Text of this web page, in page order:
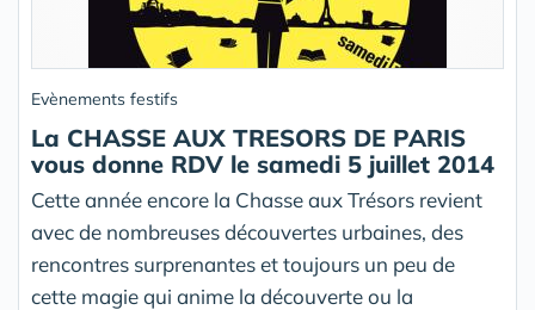
Evènements festifs
La CHASSE AUX TRESORS DE PARIS
vous donne RDV le samedi 5 juillet 2014
Cette année encore la Chasse aux Trésors revient
avec de nombreuses découvertes urbaines, des
rencontres surprenantes et toujours un peu de
cette magie qui anime la découverte ou la